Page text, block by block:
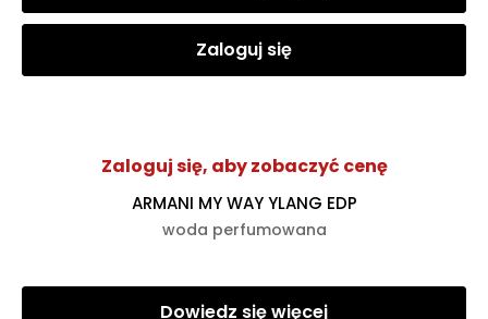
Zaloguj się
Zaloguj się, aby zobaczyć cenę
ARMANI MY WAY YLANG EDP
woda perfumowana
Dowiedz się więcej